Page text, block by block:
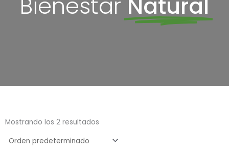
Bienestar Natural
Mostrando los 2 resultados